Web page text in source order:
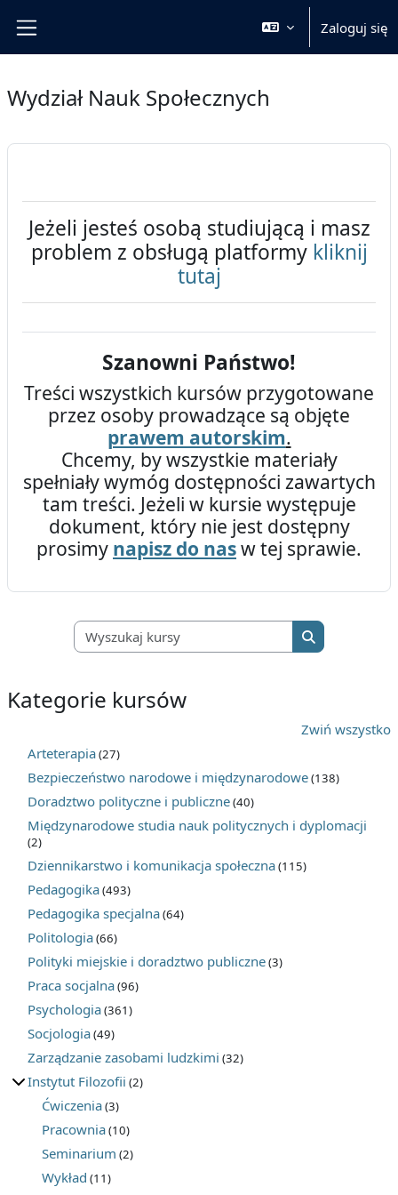
Zaloguj się
Wydział Nauk Społecznych
Jeżeli jesteś osobą studiującą i masz
problem z obsługą platformy kliknij
tutaj
Szanowni Państwo!
Treści wszystkich kursów przygotowane
przez osoby prowadzące są objęte
prawem autorskim.
Chcemy, by wszystkie materiały
spełniały wymóg dostępności zawartych
tam treści. Jeżeli w kursie występuje
dokument, który nie jest dostępny
prosimy napisz do nasw tej sprawie.
Wyszukaj kursy
Wyszukaj
Kategorie kursów
Zwiń wszystko
Arteterapia(27)
Bezpieczeństwo narodowe i międzynarodowe(138)
Doradztwo polityczne i publiczne(40)
Międzynarodowe studia nauk politycznych i dyplomacji
(2)
Dziennikarstwo i komunikacja społeczna(115)
Pedagogika(493)
Pedagogika specjalna(64)
Politologia(66)
Polityki miejskie i doradztwo publiczne(3)
Praca socjalna(96)
Psychologia(361)
Socjologia(49)
Zarządzanie zasobami ludzkimi (32)
Instytut Filozofii (2)
Ćwiczenia(3)
Pracownia(10)
Seminarium (2)
Wykład (11)